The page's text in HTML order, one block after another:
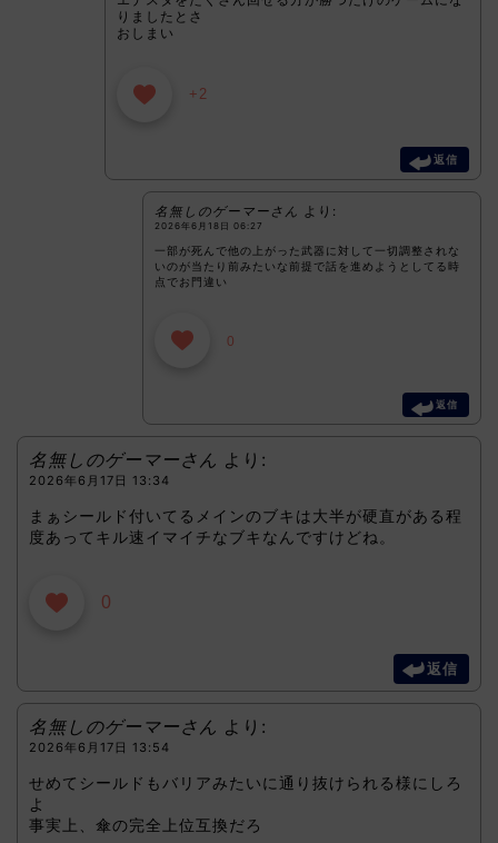
りましたとさ
おしまい
+2
返信
名無しのゲーマーさん より:
2026年6月18日 06:27
一部が死んで他の上がった武器に対して一切調整されな
いのが当たり前みたいな前提で話を進めようとしてる時
点でお門違い
0
返信
名無しのゲーマーさん より:
2026年6月17日 13:34
まぁシールド付いてるメインのブキは大半が硬直がある程
度あってキル速イマイチなブキなんですけどね。
0
返信
名無しのゲーマーさん より:
2026年6月17日 13:54
せめてシールドもバリアみたいに通り抜けられる様にしろ
よ
事実上、傘の完全上位互換だろ